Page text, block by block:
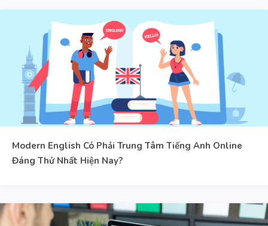
Modern English Có Phải Trung Tâm Tiếng Anh Online
Đáng Thử Nhất Hiện Nay?